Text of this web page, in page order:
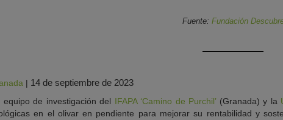
Fuente: Fundación
| 14 de septiembre de 2023
equipo de investigación del IFAPA ‘Camino de Purchil’(Granada) y la
en el olivar en pendiente para mejorar su rentabilidad y